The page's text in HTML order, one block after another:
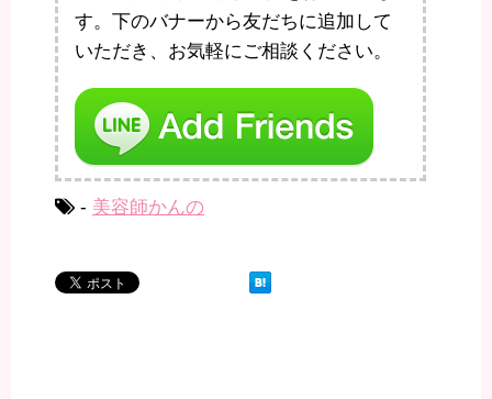
す。下のバナーから友だちに追加して
いただき、お気軽にご相談ください。
- 美容師かんの